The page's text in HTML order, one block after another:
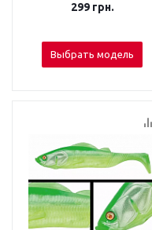
299грн.
Выбрать модель